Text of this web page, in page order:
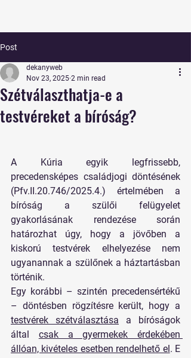
Post
Szétválaszthatja-e a
testvéreket a bíróság?
dekanyweb
Nov 23, 2025 2 min read
A Kúria egyik legfrissebb,
precedensképes családjogi döntésének
(Pfv.II.20.746/2025.4.) értelmében a
bíróság a szülői felügyelet
gyakorlásának rendezése során
határozhat úgy, hogy a jövőben a
kiskorú testvérek elhelyezése nem
ugyanannak a szülőnek a háztartásban
történik.
Egy korábbi – szintén precedensértékű
testvérek szétválasztása a bíróságok
által csak a gyermekek érdekében
állóan, kivételes esetben rendelhető el. E